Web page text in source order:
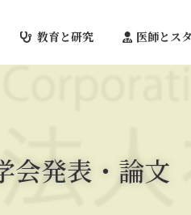
教育と研究 医師とス
会発表・論文